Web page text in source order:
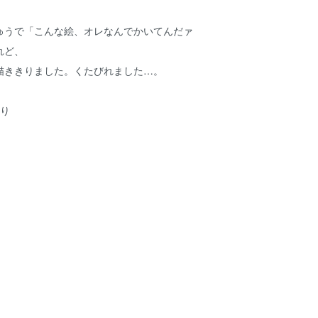
で「こんな絵、オレなんでかいてんだァ
、
きりました。くたびれました…。